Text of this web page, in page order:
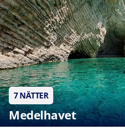
7 NÄTTER
Medelhavet